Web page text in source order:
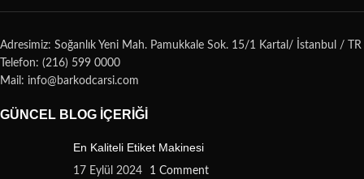
Adresimiz: Soğanlık Yeni Mah. Pamukkale Sok. 15/1 Kartal/ İstanbul / TR
Telefon: (216) 599 0000
Mail: info@barkodcarsi.com
GÜNCEL BLOG İÇERIĞI
En Kaliteli Etiket Makinesi
17 Eylül 2024 1 Comment